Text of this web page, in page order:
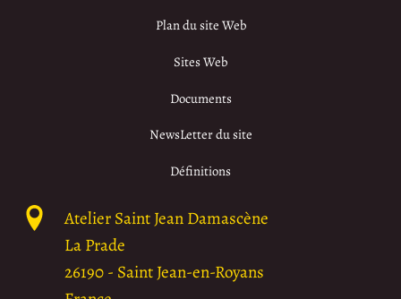
Plan du site Web
Sites Web
Documents
NewsLetter du site
Définitions
Atelier Saint Jean Damascène
La Prade
26190- Saint Jean-en-Royans